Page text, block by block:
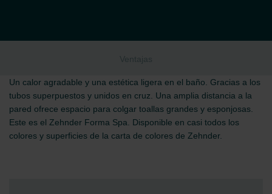
Ventajas
Un calor agradable y una estética ligera en el baño. Gracias a los
tubos superpuestos y unidos en cruz. Una amplia distancia a la
pared ofrece espacio para colgar toallas grandes y esponjosas.
Este es el Zehnder Forma Spa. Disponible en casi todos los
colores y superficies de la carta de colores de Zehnder.